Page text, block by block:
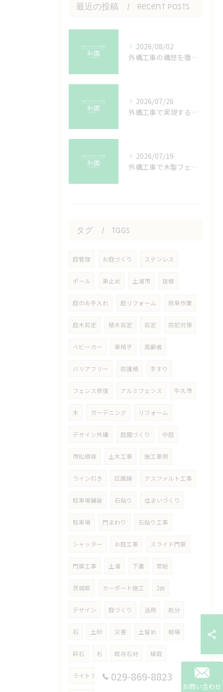
最近の投稿 Recent Posts
2026/08/02
外構工事の構想を徹底解剖おしゃれで調和する暮らしを叶えるコツ
2026/07/26
外構工事で実現するドライガーデンの魅力と茨城県つくば市土浦市での施工ポイント
2026/07/19
外構工事で木製フェンスを予算内で納得設置するための費用と耐久性徹底比較
タグ Tags
庭管理 お庭づくり ステンレス
ポール 車止め 土浦市 抜根
庭のお手入れ 庭リフォーム 除草作業
庭木剪定 植木剪定 剪定 防犯対策
ベビーカー 車椅子 高齢者
バリアフリー 防護柵 手すり
フェンス修復 アルミフェンス 牛久市
木 ガーデニング リフォーム
デザイン外構 庭園づくり 中庭
市松模様 土木工事 施工事例
ライン引き 区画線 アスファルト工事
駐車場舗装 石貼り 住まいづくり
駐車場 門まわり 石貼り工事
シャッター お庭工事 スライド門扉
門扉工事 土浦 下妻 常総
茨城県 カーポート施工 2台
デザイン 庭づくり 活用 処分
石 土砂 災害 土留め 相場
砕石 杉 既存石材 植栽
ライトアップ オリジナル
029-869-8823
お問い合わせ